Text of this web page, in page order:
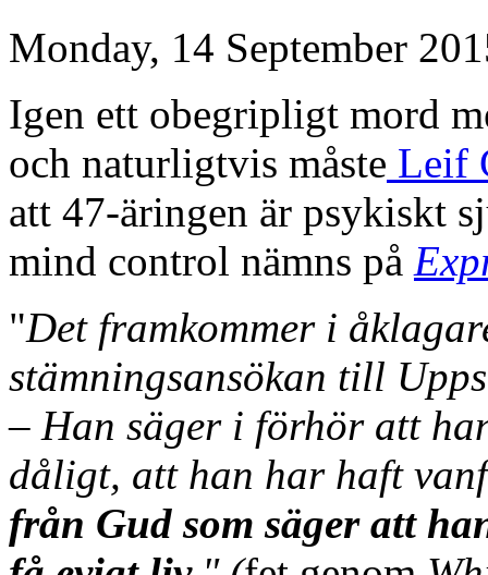
Monday, 14 September
Igen ett obegripligt mord
och naturligtvis måste Leif
att 47-äringen är psykiskt
mind control nämns på
"Det framkommer i
stämningsansökan till
– Han säger i förhör att
dåligt, att han har haft
från Gud som säger att